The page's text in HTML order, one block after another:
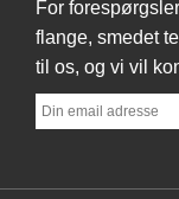
For
flange, smedet
til os, og vi vil